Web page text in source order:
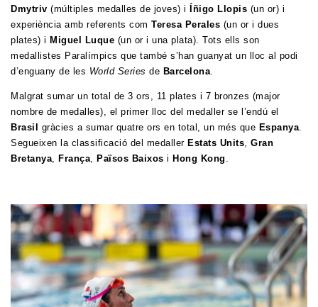
Dmytriv (múltiples medalles de joves) i Íñigo Llopis (un or) i
experiència amb referents com Teresa Perales (un or i dues
plates) i Miguel Luque (un or i una plata). Tots ells son
medallistes Paralímpics que també s’han guanyat un lloc al podi
d’enguany de les World Series de Barcelona
Malgrat sumar un total de 3 ors, 11 plates i 7 bronzes (major
nombre de medalles), el primer lloc del medaller se l’endú el
Brasil gràcies a sumar quatre ors en total, un més que Espanya
Segueixen la classificació del medaller Estats Units Gran
Bretanya França Països Baixos i Hong Kong